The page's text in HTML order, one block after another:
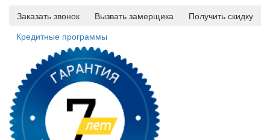
Заказать звонок
Вызвать замерщика
Получить скидку
Кредитные программы